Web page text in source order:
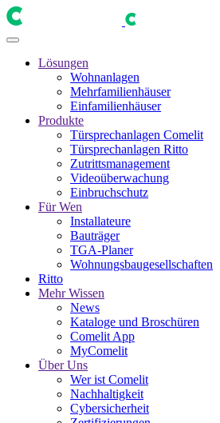
Lösungen
Wohnanlagen
Mehrfamilienhäuser
Einfamilienhäuser
Produkte
Türsprechanlagen Comelit
Türsprechanlagen Ritto
Zutrittsmanagement
Videoüberwachung
Einbruchschutz
Für Wen
Installateure
Bauträger
TGA-Planer
Wohnungsbaugesellschaften
Ritto
Mehr Wissen
News
Kataloge und Broschüren
Comelit App
MyComelit
Über Uns
Wer ist Comelit
Nachhaltigkeit
Cybersicherheit